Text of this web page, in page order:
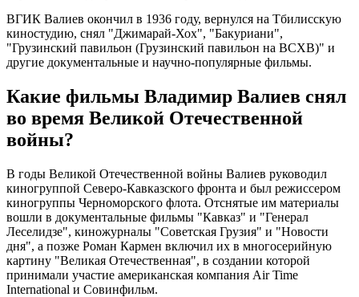
ВГИК Валиев окончил в 1936 году, вернулся на Тбилисскую
киностудию, снял "Джимарай-Хох", "Бакуриани",
"Грузинский павильон (Грузинский павильон на ВСХВ)" и
другие документальные и научно-популярные фильмы.
Какие фильмы Владимир Валиев снял
во время Великой Отечественной
войны?
В годы Великой Отечественной войны Валиев руководил
киногруппой Северо-Кавказского фронта и был режиссером
киногруппы Черноморского флота. Отснятые им материалы
вошли в документальные фильмы "Кавказ" и "Генерал
Леселидзе", киножурналы "Советская Грузия" и "Новости
дня", а позже Роман Кармен включил их в многосерийную
картину "Великая Отечественная", в создании которой
принимали участие американская компания Air Time
International и Совинфильм.